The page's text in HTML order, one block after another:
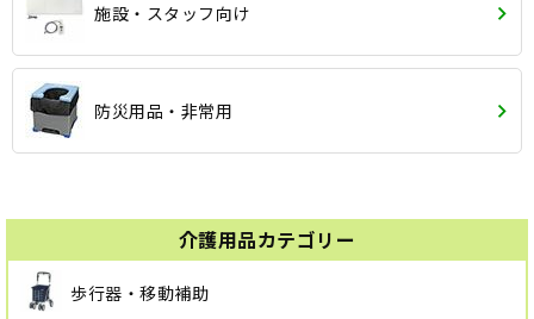
介護用品カテゴリー
歩行器・移動補助
施設・スタッフ向け
防災用品・非常用